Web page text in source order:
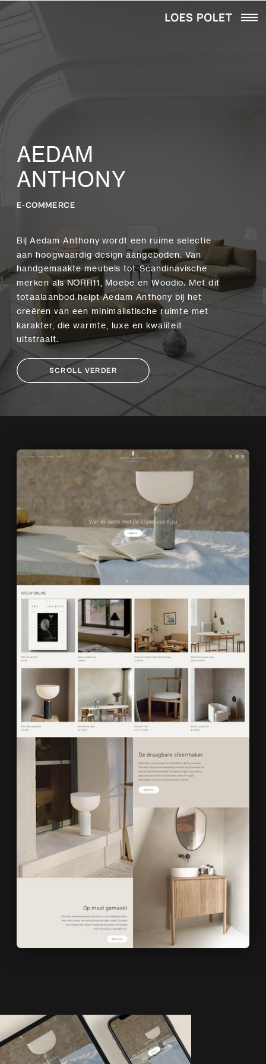
SCROLL VERDER
Bij Aedam Anthony wordt een ruime selectie
aan hoogwaardig design aangeboden. Van
handgemaakte meubels tot Scandinavische
merken als NORR11, Moebe en Woodio. Met dit
totaalaanbod helpt Aedam Anthony bij het
creëren van een minimalistische ruimte met
karakter, die warmte, luxe en kwaliteit
uitstraalt.
E-COMMERCE
AEDAM
ANTHONY